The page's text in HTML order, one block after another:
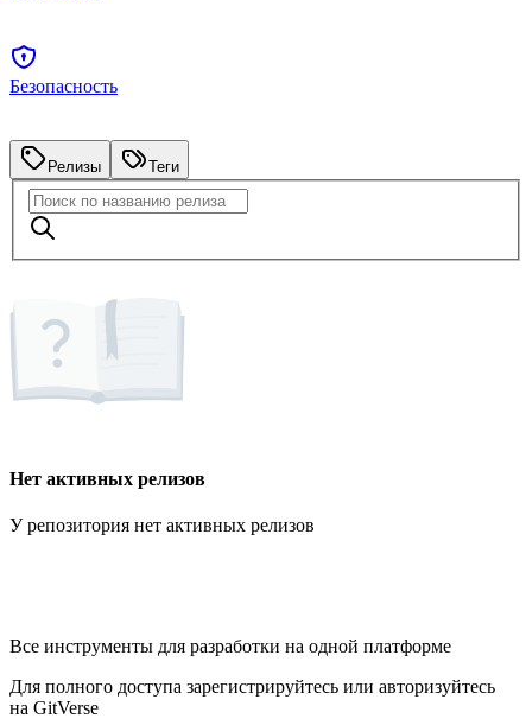
Безопасность
Релизы Теги
Нет активных релизов
У репозитория нет активных релизов
Все инструменты для разработки на одной платформе
Для полного доступа зарегистрируйтесь или авторизуйтесь
на GitVerse